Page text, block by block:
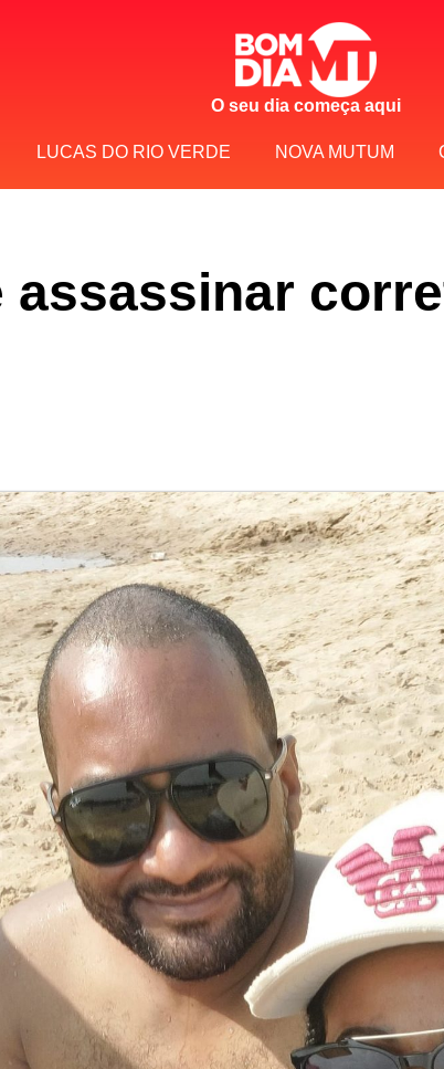
O seu dia começa aqui
LUCAS DO RIO VERDE NOVA MUTUM
assassinar